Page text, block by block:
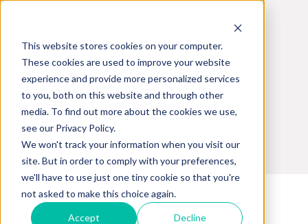
This website stores cookies on your computer.
These cookies are used to improve your website
experience and provide more personalized services
to you, both on this website and through other
media. To find out more about the cookies we use,
see our Privacy Policy.
We won't track your information when you visit our
site. But in order to comply with your preferences,
we'll have to use just one tiny cookie so that you're
not asked to make this choice again.
Accept Decline
Blog de Cobranzas y gestión
financiera en colombia
Transformación Digital